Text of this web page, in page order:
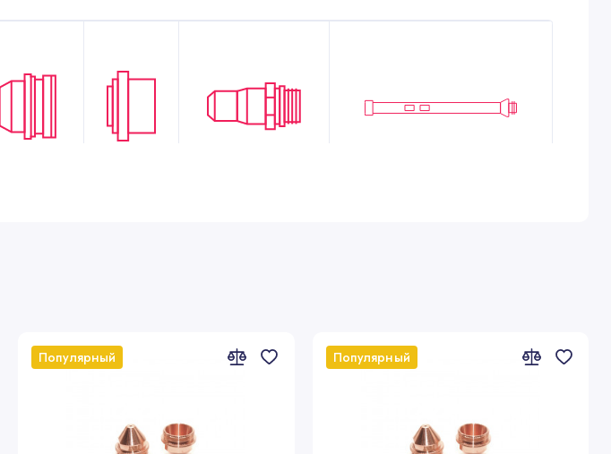
Защитный колпачок 20-200А
Популярный Популярный